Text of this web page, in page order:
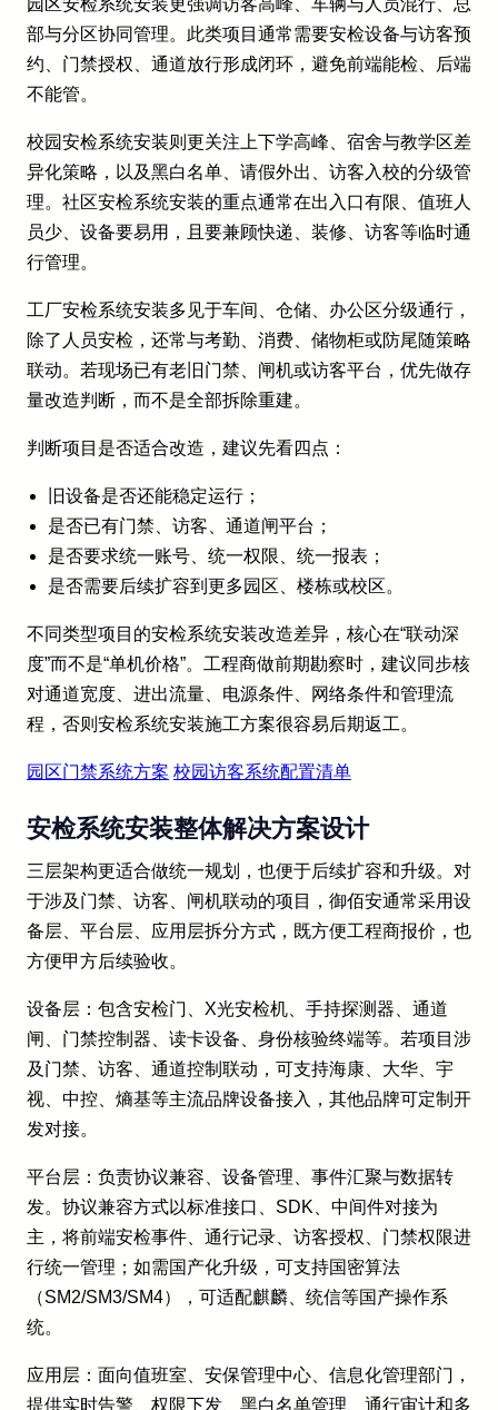
园区安检系统安装更强调访客高峰、车辆与人员混行、总
部与分区协同管理。此类项目通常需要安检设备与访客预
约、门禁授权、通道放行形成闭环，避免前端能检、后端
不能管。
校园安检系统安装则更关注上下学高峰、宿舍与教学区差
异化策略，以及黑白名单、请假外出、访客入校的分级管
理。社区安检系统安装的重点通常在出入口有限、值班人
员少、设备要易用，且要兼顾快递、装修、访客等临时通
行管理。
工厂安检系统安装多见于车间、仓储、办公区分级通行，
除了人员安检，还常与考勤、消费、储物柜或防尾随策略
联动。若现场已有老旧门禁、闸机或访客平台，优先做存
量改造判断，而不是全部拆除重建。
判断项目是否适合改造，建议先看四点：
旧设备是否还能稳定运行；
是否已有门禁、访客、通道闸平台；
是否要求统一账号、统一权限、统一报表；
是否需要后续扩容到更多园区、楼栋或校区。
不同类型项目的安检系统安装改造差异，核心在“联动深
度”而不是“单机价格”。工程商做前期勘察时，建议同步核
对通道宽度、进出流量、电源条件、网络条件和管理流
程，否则安检系统安装施工方案很容易后期返工。
园区门禁系统方案 校园访客系统配置清单
安检系统安装整体解决方案设计
三层架构更适合做统一规划，也便于后续扩容和升级。对
于涉及门禁、访客、闸机联动的项目，御佰安通常采用设
备层、平台层、应用层拆分方式，既方便工程商报价，也
方便甲方后续验收。
设备层：包含安检门、X光安检机、手持探测器、通道
闸、门禁控制器、读卡设备、身份核验终端等。若项目涉
及门禁、访客、通道控制联动，可支持海康、大华、宇
视、中控、熵基等主流品牌设备接入，其他品牌可定制开
发对接。
平台层：负责协议兼容、设备管理、事件汇聚与数据转
发。协议兼容方式以标准接口、SDK、中间件对接为
主，将前端安检事件、通行记录、访客授权、门禁权限进
行统一管理；如需国产化升级，可支持国密算法
（SM2/SM3/SM4），可适配麒麟、统信等国产操作系
统。
应用层：面向值班室、安保管理中心、信息化管理部门，
提供实时告警、权限下发、黑白名单管理、通行审计和多